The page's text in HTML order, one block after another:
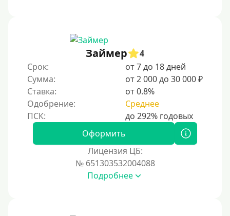
По ИНН
По загранпаспорту
По военному билету
По водительскому удостоверению
Без СНИЛСа
Займер
4
Срок:
от 7 до 18 дней
Сумма:
от 2 000 до 30 000 ₽
Ставка:
от 0.8%
Одобрение:
Среднее
Оформить
Лицензия ЦБ:
№ 651303532004088
Подробнее